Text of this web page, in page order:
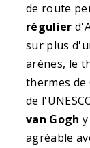
de route
régulier
sur plus
arènes, le
thermes
de
van Gogh
agréable